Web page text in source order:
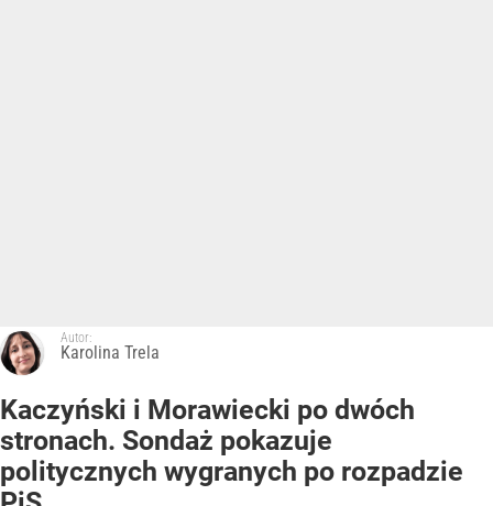
Autor:
Karolina Trela
Kaczyński i Morawiecki po dwóch
stronach. Sondaż pokazuje
politycznych wygranych po rozpadzie